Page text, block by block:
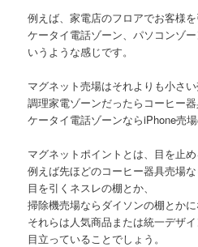
例えば、家電店のフロアでお客様を
ケータイ電話ゾーン、パソコンゾ
いうような感じです。
マグネット売場はそれよりも小さい
調理家電ゾーンだったらコーヒー器
ケータイ電話ゾーンならiPhone売
マグネットポイントとは、目を止め
例えば先ほどのコーヒー器具売場
目を引くネスレの棚とか、
掃除機売場ならダイソンの棚とかに
それらは人気商品または統一デザ
目立っていることでしょう。